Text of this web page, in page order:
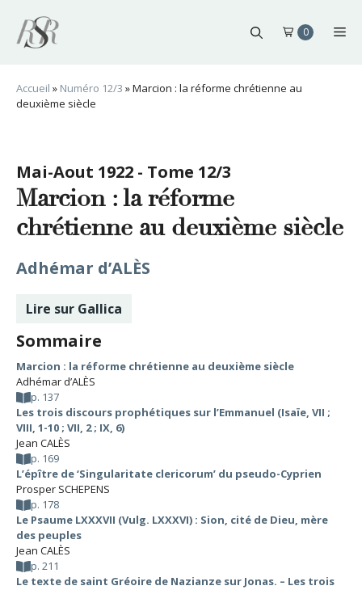
contenu
0
Accueil » Numéro 12/3 »Marcion : la réforme chrétienne au
deuxième siècle
Mai-Aout 1922 - Tome 12/3
Marcion : la réforme
chrétienne au deuxième siècle
Adhémar d’ALÈS
Lire sur Gallica
Sommaire
Marcion : la réforme chrétienne au deuxième siècle
Adhémar d’ALÈS
p. 137
Les trois discours prophétiques sur l’Emmanuel (Isaïe, VII ;
VIII, 1-10 ; VII, 2 ; IX, 6)
Jean CALÈS
p. 169
L’épître de ‘Singularitate clericorum’ du pseudo-Cyprien
Prosper SCHEPENS
p. 178
Le Psaume LXXXVII (Vulg. LXXXVI) : Sion, cité de Dieu, mère
des peuples
Jean CALÈS
p. 211
Le texte de saint Gréoire de Nazianze sur Jonas. – Les trois